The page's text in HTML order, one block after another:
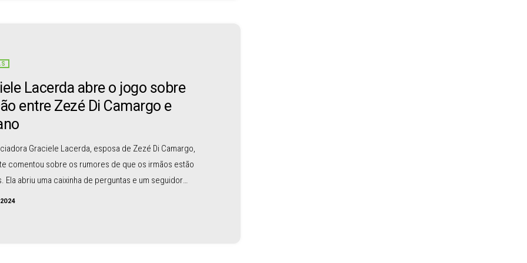
Lacerda abre o jogo sobre
entre Zezé Di Camargo e
Graciele Lacerda, esposa de Zezé Di Camargo,
comentou sobre os rumores de que os irmãos estão
Ela abriu uma caixinha de perguntas e um seguidor
“É só uma pergunta, não se ofenda, mas o Luciano